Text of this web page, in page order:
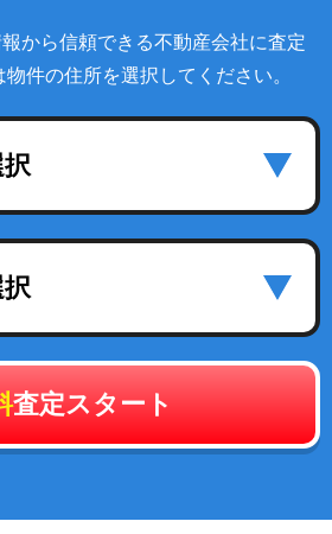
から信頼できる不動産会社に査定
件の住所を選択してください。
査定スタート